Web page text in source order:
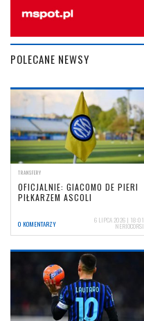
POLECANE NEWSY
TRANSFERY
OFICJALNIE: GIACOMO DE PIERI
PIŁKARZEM ASCOLI
0 KOMENTARZY 6 LIPCA 2026 | 18:01
NERIOCORSI